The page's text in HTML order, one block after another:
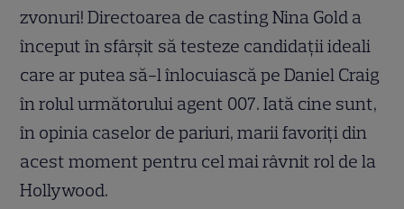
zvonuri! Directoarea de casting Nina Gold a
început în sfârșit să testeze candidații ideali
care ar putea să-l înlocuiască pe Daniel Craig
în rolul următorului agent 007. Iată cine sunt,
în opinia caselor de pariuri, marii favoriți din
acest moment pentru cel mai râvnit rol de la
Hollywood.